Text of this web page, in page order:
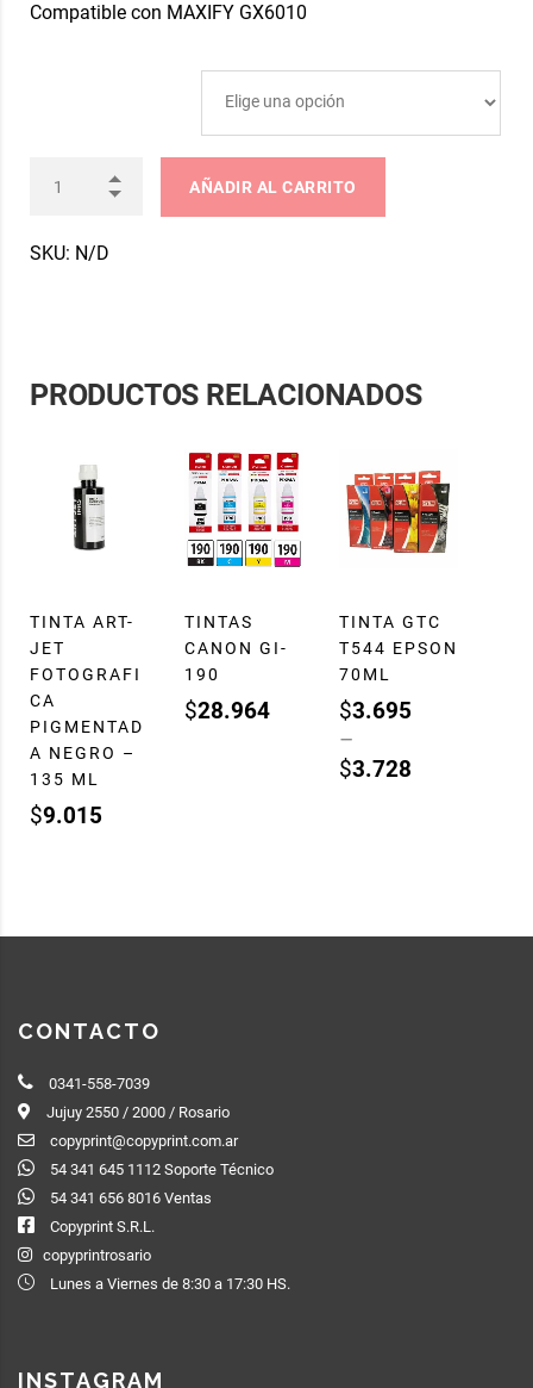
Compatible con MAXIFY GX6010
AÑADIR AL CARRITO
SKU: N/D
PRODUCTOS RELACIONADOS
TINTA ART-
JET
FOTOGRAFI
CA
PIGMENTAD
A NEGRO –
135 ML
$9.015
TINTAS
CANON GI-
190
$28.964
TINTA GTC
T544 EPSON
70ML
$3.695
–
$3.728
CONTACTO
0341-558-7039
Jujuy 2550 / 2000 / Rosario
copyprint@copyprint.com.ar
54 341 645 1112 Soporte Técnico
54 341 656 8016 Ventas
Copyprint S.R.L.
copyprintrosario
Lunes a Viernes de 8:30 a 17:30 HS.
INSTAGRAM